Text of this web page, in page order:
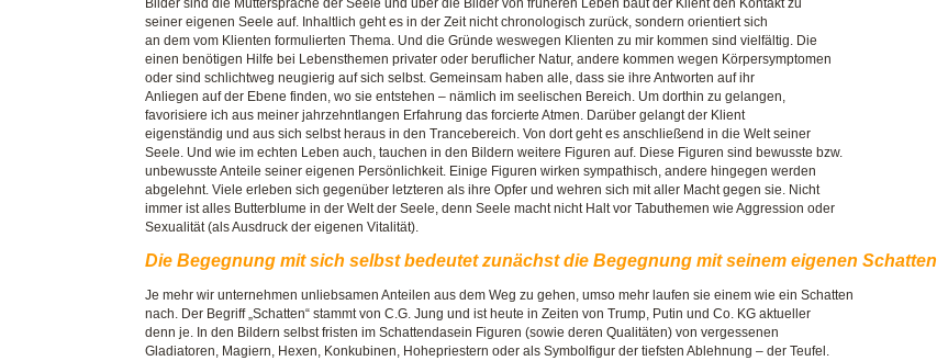
Bilder sind die Muttersprache der Seele und über die Bilder von früheren Leben baut der Klient den Kontakt zu
seiner eigenen Seele auf. Inhaltlich geht es in der Zeit nicht chronologisch zurück, sondern orientiert sich
an dem vom Klienten formulierten Thema. Und die Gründe weswegen Klienten zu mir kommen sind vielfältig. Die
einen benötigen Hilfe bei Lebensthemen privater oder beruflicher Natur, andere kommen wegen Körpersymptomen
oder sind schlichtweg neugierig auf sich selbst. Gemeinsam haben alle, dass sie ihre Antworten auf ihr
Anliegen auf der Ebene finden, wo sie entstehen – nämlich im seelischen Bereich. Um dorthin zu gelangen,
favorisiere ich aus meiner jahrzehntlangen Erfahrung das forcierte Atmen. Darüber gelangt der Klient
eigenständig und aus sich selbst heraus in den Trancebereich. Von dort geht es anschließend in die Welt seiner
Seele. Und wie im echten Leben auch, tauchen in den Bildern weitere Figuren auf. Diese Figuren sind bewusste bzw.
unbewusste Anteile seiner eigenen Persönlichkeit. Einige Figuren wirken sympathisch, andere hingegen werden
abgelehnt. Viele erleben sich gegenüber letzteren als ihre Opfer und wehren sich mit aller Macht gegen sie. Nicht
immer ist alles Butterblume in der Welt der Seele, denn Seele macht nicht Halt vor Tabuthemen wie Aggression oder
Sexualität (als Ausdruck der eigenen Vitalität).
Die Begegnung mit sich selbst bedeutet zunächst die Begegnung mit seinem eigenen Schatten
Je mehr wir unternehmen unliebsamen Anteilen aus dem Weg zu gehen, umso mehr laufen sie einem wie ein Schatten
nach. Der Begriff „Schatten“ stammt von C.G. Jung und ist heute in Zeiten von Trump, Putin und Co. KG aktueller
denn je. In den Bildern selbst fristen im Schattendasein Figuren (sowie deren Qualitäten) von vergessenen
Gladiatoren, Magiern, Hexen, Konkubinen, Hohepriestern oder als Symbolfigur der tiefsten Ablehnung – der Teufel.